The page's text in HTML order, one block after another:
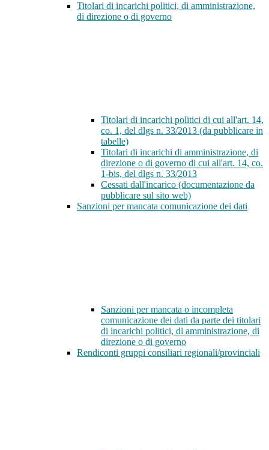
Titolari di incarichi politici, di amministrazione,
di direzione o di governo
Titolari di incarichi politici di cui all'art. 14,
co. 1, del dlgs n. 33/2013 (da pubblicare in
tabelle)
Titolari di incarichi di amministrazione, di
direzione o di governo di cui all'art. 14, co.
1-bis, del dlgs n. 33/2013
Cessati dall'incarico (documentazione da
pubblicare sul sito web)
Sanzioni per mancata comunicazione dei dati
Sanzioni per mancata o incompleta
comunicazione dei dati da parte dei titolari
di incarichi politici, di amministrazione, di
direzione o di governo
Rendiconti gruppi consiliari regionali/provinciali